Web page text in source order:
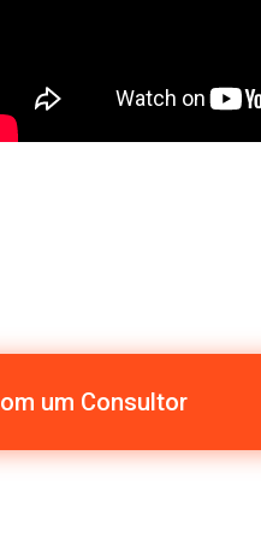
um Consultor